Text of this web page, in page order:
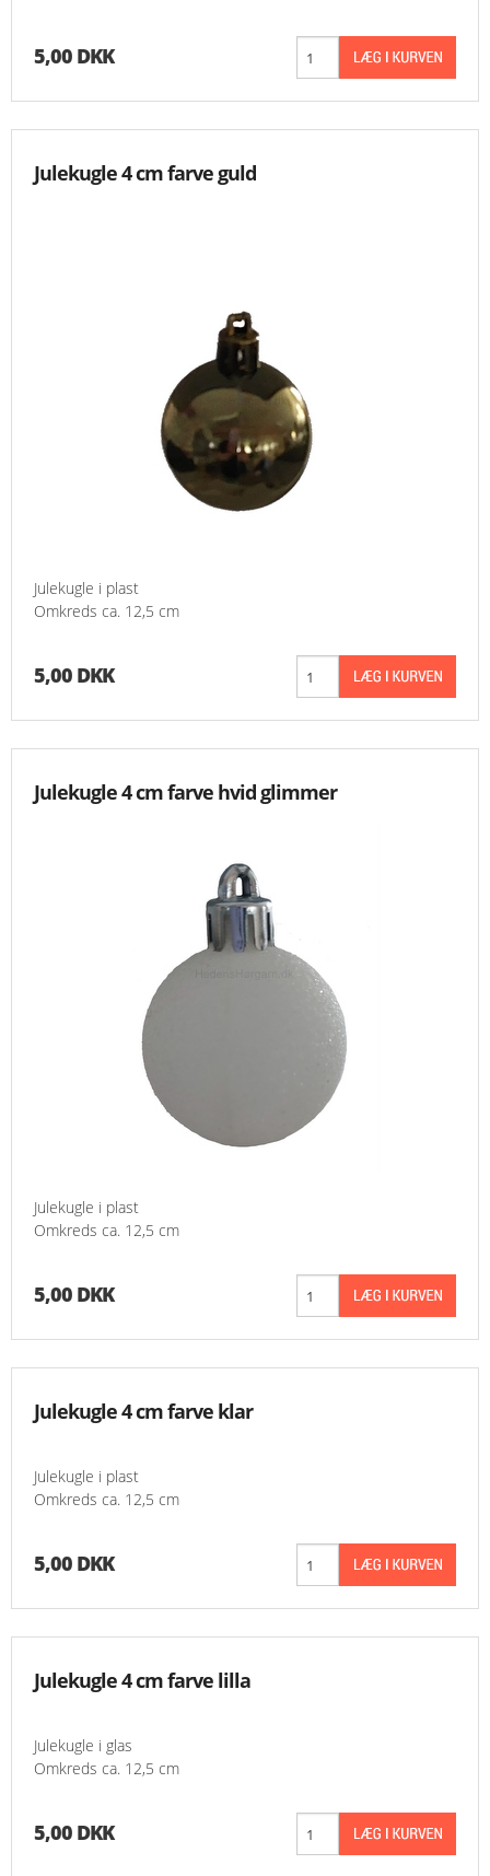
5,00 DKK
Julekugle 4 cm farve guld
Julekugle i plast
Omkreds ca. 12,5 cm
5,00 DKK
Julekugle 4 cm farve hvid glimmer
Julekugle i plast
Omkreds ca. 12,5 cm
5,00 DKK
Julekugle 4 cm farve klar
Julekugle i plast
Omkreds ca. 12,5 cm
5,00 DKK
Julekugle 4 cm farve lilla
Julekugle i glas
Omkreds ca. 12,5 cm
5,00 DKK